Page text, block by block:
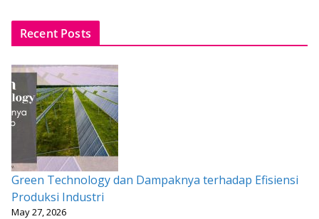
Recent Posts
Green Technology dan Dampaknya terhadap Efisiensi
Produksi Industri
May 27, 2026